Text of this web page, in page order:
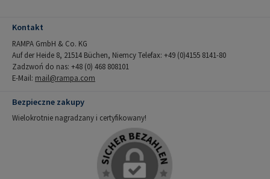
Kontakt
RAMPA GmbH & Co. KG
Auf der Heide 8, 21514 Büchen, Niemcy Telefax: +49 (0)4155 8141-80
Zadzwoń do nas: +48 (0) 468 808101
E-Mail: mail@rampa.com
Bezpieczne zakupy
Wielokrotnie nagradzany i certyfikowany!